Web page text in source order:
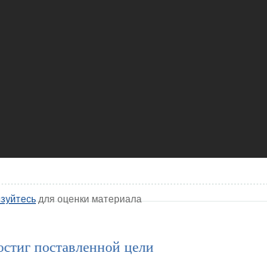
для оценки материала
поставленной цели